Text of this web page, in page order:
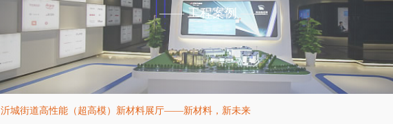
—— 工程案例 ——
沂城街道高性能（超高模）新材料展厅——新材料，新未来